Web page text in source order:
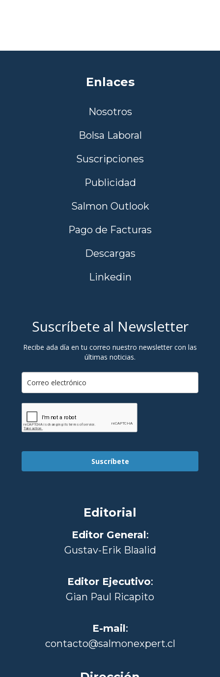
Enlaces
Nosotros
Bolsa Laboral
Suscripciones
Publicidad
Salmon Outlook
Pago de Facturas
Descargas
Linkedin
Suscríbete al Newsletter
Recibe ada día en tu correo nuestro newsletter con las
últimas noticias.
Suscríbete
Editorial
Editor General:
Gustav-Erik Blaalid
Editor Ejecutivo:
Gian Paul Ricapito
E-mail:
contacto@salmonexpert.cl